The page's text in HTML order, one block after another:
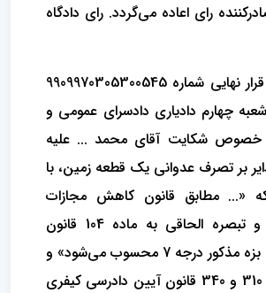
رای اعاده می‌گردد. رای دادگاه
ب) به حکایت قرار نهایی شماره 9909970305300545
- 1399/05/14 شعبه چهارم دادیاری دادسرای عمومی و
خصوص شکایت آقای محمد ... علیه
بر تصرف عدوانی یک قطعه زمین، با
«... مطابق قانون کاهش مجازات
حبس تعزیری و تبصره الحاقی به ماده 104 قانون
مجازات اسلامی بزه مذکور درجه 7 محسوب می‌شود» و
مستنداً به مواد 310 و 340 قانون آیین دادرسی کیفری